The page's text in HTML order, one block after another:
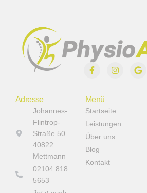
Adresse
Johannes-
Flintrop-
Straße 50
40822
Mettmann
02104 818
5653
Menü
Startseite
Leistungen
Über uns
Blog
Kontakt